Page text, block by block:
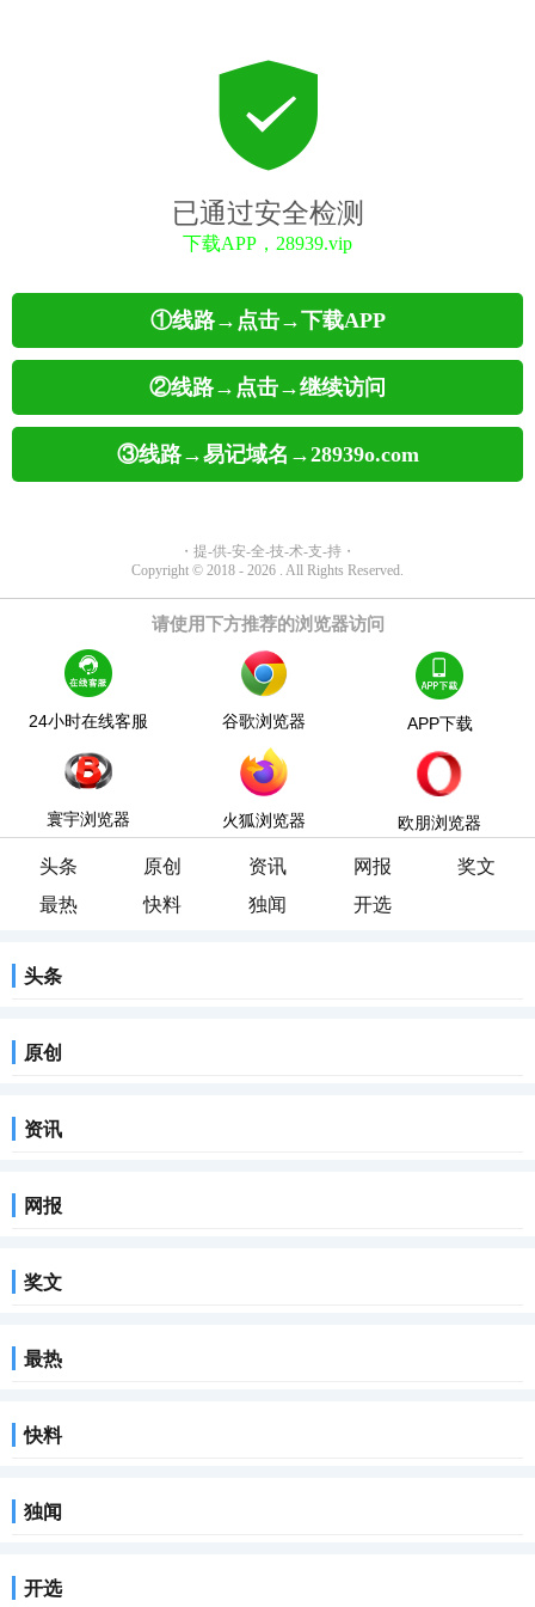
请使用下方推荐的浏览器访问
24小时在线客服 谷歌浏览器 APP下载
寰宇浏览器 火狐浏览器 欧朋浏览器
头条 原创 资讯 网报
奖文
最热
快料 独闻 开选
头条
原创
资讯
网报
奖文
最热
快料
独闻
开选